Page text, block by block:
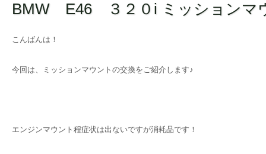
BMW E46 ３２０i ミッションマ
こんばんは！
今回は、ミッションマウントの交換をご紹介します♪
エンジンマウント程症状は出ないですが消耗品です！